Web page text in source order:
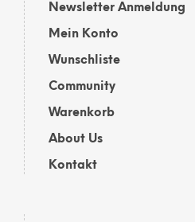
Newsletter Anmeldung
Mein Konto
Wunschliste
Community
Warenkorb
About Us
Kontakt